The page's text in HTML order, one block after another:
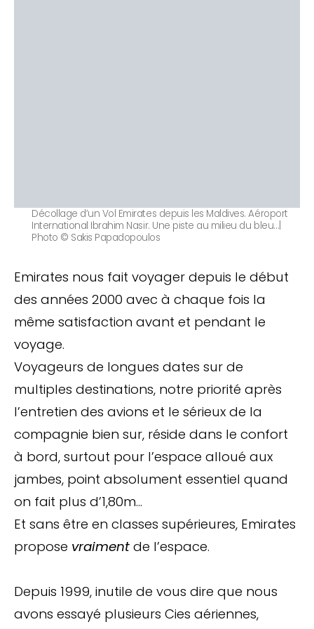
Décollage d’un Vol Emirates depuis les Maldives. Aéroport
International Ibrahim Nasir. Une piste au milieu du bleu…|
Photo © Sakis Papadopoulos
Emirates nous fait voyager depuis le début
des années 2000 avec à chaque fois la
même satisfaction avant et pendant le
voyage.
Voyageurs de longues dates sur de
multiples destinations, notre priorité après
l’entretien des avions et le sérieux de la
compagnie bien sur, réside dans le confort
à bord, surtout pour l’espace alloué aux
jambes, point absolument essentiel quand
on fait plus d’1,80m…
Et sans être en classes supérieures, Emirates
propose vraiment de l’espace.
Depuis 1999, inutile de vous dire que nous
avons essayé plusieurs Cies aériennes,